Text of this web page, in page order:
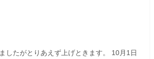
したがとりあえず上げときます。 10月1日